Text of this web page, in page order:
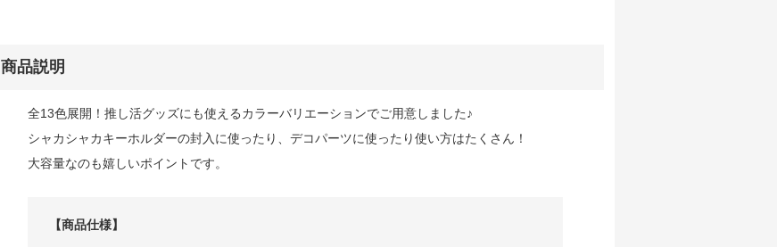
商品説明
全13色展開！推し活グッズにも使えるカラーバリエーションでご用意しました♪
シャカシャカキーホルダーの封入に使ったり、デコパーツに使ったり使い方はたくさん！
大容量なのも嬉しいポイントです。
【商品仕様】